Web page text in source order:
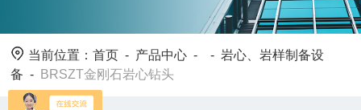
当前位置：首页 - 产品中心 - -岩心、岩样制备设
备 - BRSZT金刚石岩心钻头